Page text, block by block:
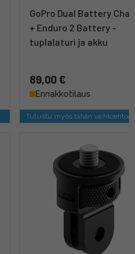
GoPro Dual Battery
+ Enduro 2 Battery -
tuplalaturi ja akku
89,00 €
Ennakkotilaus
Tutustu myös tähän